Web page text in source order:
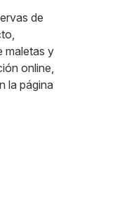
de
maletas y
online,
la página